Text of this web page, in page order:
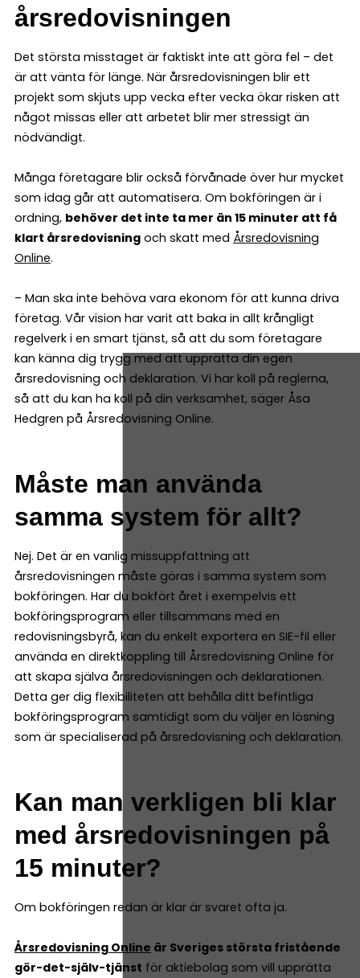
årsredovisningen
Det största misstaget är faktiskt inte att göra fel – det
är att vänta för länge. När årsredovisningen blir ett
projekt som skjuts upp vecka efter vecka ökar risken att
något missas eller att arbetet blir mer stressigt än
nödvändigt.
Många företagare blir också förvånade över hur mycket
som idag går att automatisera. Om bokföringen är i
ordning, behöver det inte ta mer än 15 minuter att få
klart årsredovisning och skatt med Årsredovisning
Online.
– Man ska inte behöva vara ekonom för att kunna driva
företag. Vår vision har varit att baka in allt krångligt
regelverk i en smart tjänst, så att du som företagare
kan känna dig trygg med att upprätta din egen
årsredovisning och deklaration. Vi har koll på reglerna,
så att du kan ha koll på din verksamhet, säger Åsa
Hedgren på Årsredovisning Online.
Måste man använda
samma system för allt?
Nej. Det är en vanlig missuppfattning att
årsredovisningen måste göras i samma system som
bokföringen. Har du bokfört året i exempelvis ett
bokföringsprogram eller tillsammans med en
redovisningsbyrå, kan du enkelt exportera en SIE-fil eller
använda en direktkoppling till Årsredovisning Online för
att skapa själva årsredovisningen och deklarationen.
Detta ger dig flexibiliteten att behålla ditt befintliga
bokföringsprogram samtidigt som du väljer en lösning
som är specialiserad på årsredovisning och deklaration.
Kan man verkligen bli klar
med årsredovisningen på
15 minuter?
Om bokföringen redan är klar är svaret ofta ja.
Årsredovisning Online är Sveriges största fristående
gör-det-själv-tjänst för aktiebolag som vill upprätta